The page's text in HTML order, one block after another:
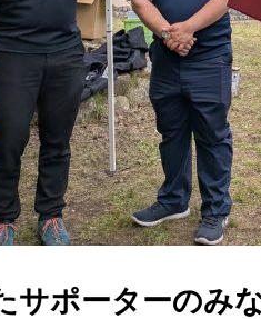
サポーターのみ